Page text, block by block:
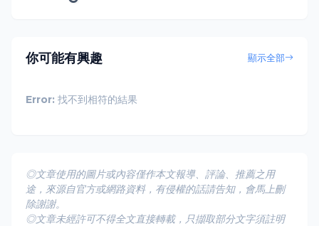
你可能有興趣 顯示全部
Error: 找不到相符的結果
◎文章使用的圖片或內容僅作本文報導、評論、推薦之用
途，來源自官方或網路資料，有侵權的話請告知，會馬上刪
除謝謝。
◎文章未經許可不得全文直接轉載，只擷取部分文字須註明